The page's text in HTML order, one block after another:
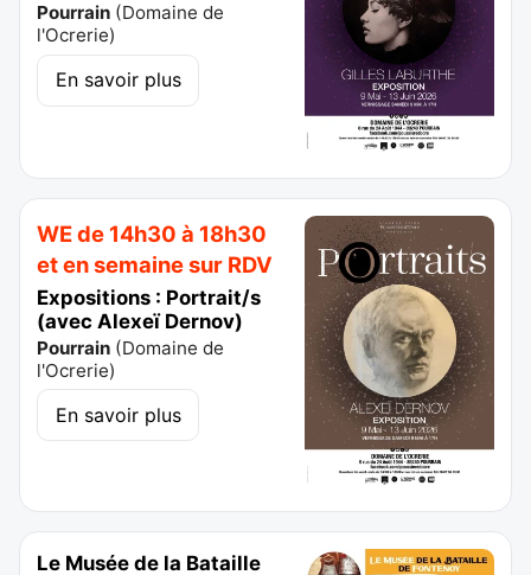
Pourrain (Domaine de
l'Ocrerie)
En savoir plus
WE de 14h30 à 18h30
et en semaine sur RDV
Expositions : Portrait/s
(avec Alexeï Dernov)
Pourrain (Domaine de
l'Ocrerie)
En savoir plus
Le Musée de la Bataille